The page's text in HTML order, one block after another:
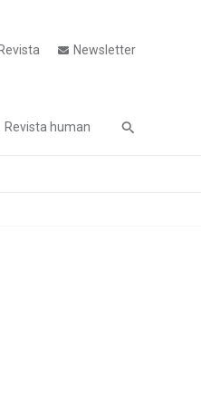
Newsletter
Revista human Pesquisa